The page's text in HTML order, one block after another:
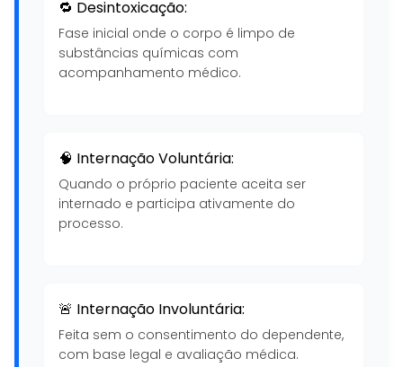
🔁 Desintoxicação:
Fase inicial onde o corpo é limpo de
substâncias químicas com
acompanhamento médico.
🧠 Internação Voluntária:
Quando o próprio paciente aceita ser
internado e participa ativamente do
processo.
🚨 Internação Involuntária:
Feita sem o consentimento do dependente,
com base legal e avaliação médica.